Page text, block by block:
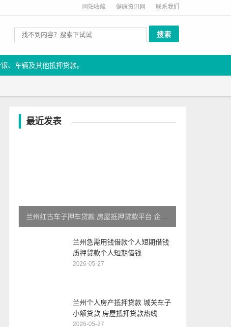
网站收藏 健康资讯网 联系我们
、车辆及其他抵押贷款。
最近发表
兰州急需用钱借款个人短期借钱
质押贷款个人短期借钱
2026-05-27
兰州个人房产抵押贷款 城关车子
小额贷款 房屋抵押贷款热线
2026-05-27